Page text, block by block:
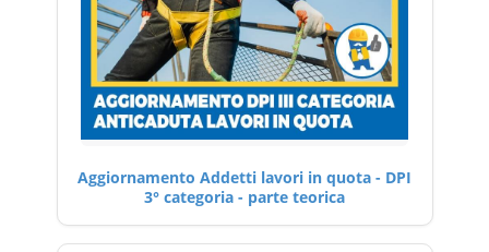
Aggiornamento Addetti lavori in quota - DPI
3° categoria - parte teorica